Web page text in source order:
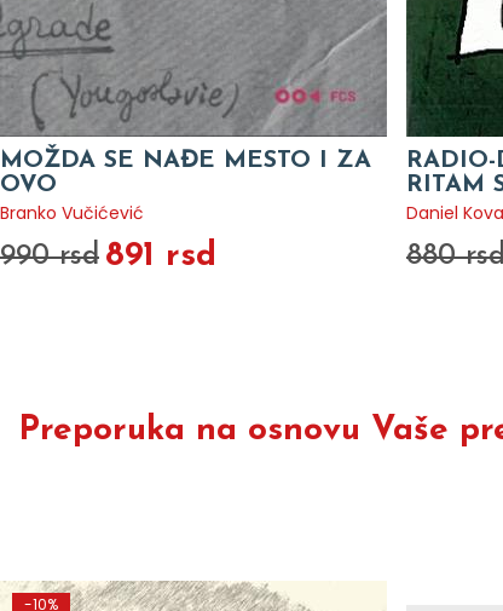
MOŽDA SE NAĐE MESTO I ZA
OVO
Branko Vučićević
990 rsd 891 rsd
RITAM
Daniel
880
Preporuka na osnovu Vaše
-10%